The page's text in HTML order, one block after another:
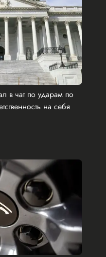
в чат по ударам по
на себя